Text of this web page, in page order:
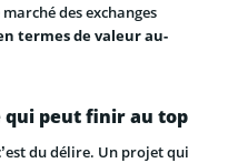
des exchanges
termes de valeur au-
qui peut finir au top
du délire. Un projet qui